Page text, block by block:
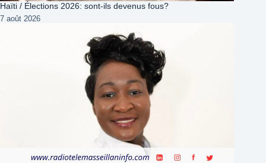
Haïti / Élections 2026: sont-ils devenus fous?
7 août 2026